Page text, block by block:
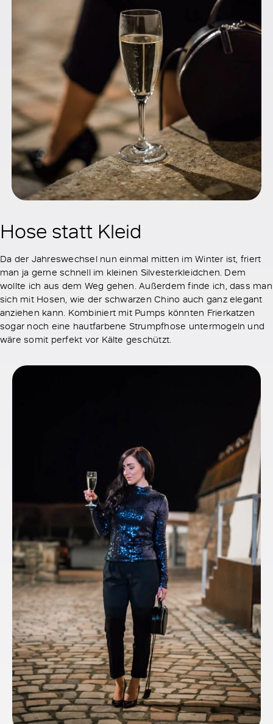
Hose statt Kleid
Da der Jahreswechsel nun einmal mitten im Winter ist, friert
man ja gerne schnell im kleinen Silvesterkleidchen. Dem
wollte ich aus dem Weg gehen. Außerdem finde ich, dass man
sich mit Hosen, wie der schwarzen Chino auch ganz elegant
anziehen kann. Kombiniert mit Pumps könnten Frierkatzen
sogar noch eine hautfarbene Strumpfhose untermogeln und
wäre somit perfekt vor Kälte geschützt.